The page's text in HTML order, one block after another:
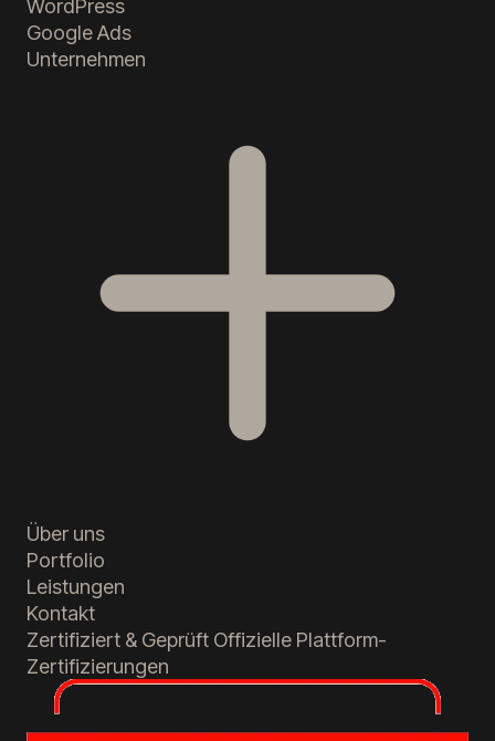
WordPress
Google Ads
Unternehmen
Über uns
Portfolio
Leistungen
Kontakt
Zertifiziert & Geprüft Offizielle Plattform-
Zertifizierungen